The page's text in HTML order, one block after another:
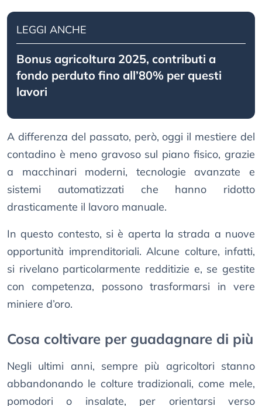
LEGGI ANCHE
Bonus agricoltura 2025, contributi a
fondo perduto fino all’80% per questi
lavori
A differenza del passato, però, oggi il mestiere del
contadino è meno gravoso sul piano fisico, grazie
a macchinari moderni, tecnologie avanzate e
sistemi automatizzati che hanno ridotto
drasticamente il lavoro manuale.
In questo contesto, si è aperta la strada a nuove
opportunità imprenditoriali. Alcune colture, infatti,
si rivelano particolarmente redditizie e, se gestite
con competenza, possono trasformarsi in vere
miniere d’oro.
Cosa coltivare per guadagnare di più
Negli ultimi anni, sempre più agricoltori stanno
abbandonando le colture tradizionali, come mele,
pomodori o insalate, per orientarsi verso